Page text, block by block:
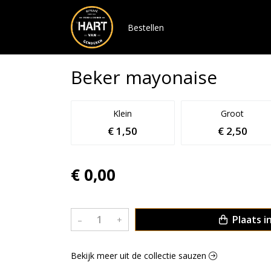
Bestellen
Beker mayonaise
Klein
€ 1,50
Groot
€ 2,50
€ 0,00
– + Plaats
Bekijk meer uit de collectie sauzen